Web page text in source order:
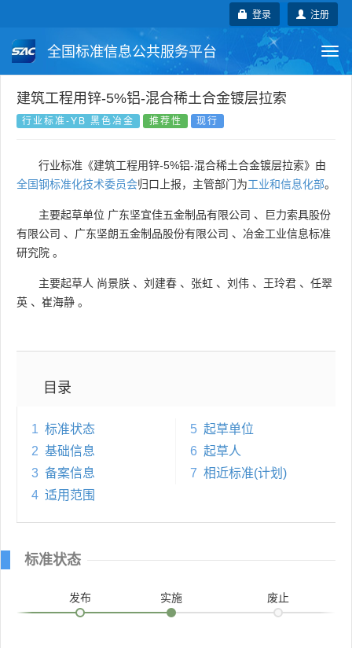
注册
登录
全国标准信息公共服务平台
国家标准 行业标准 地方标准
国外标准 技术委员会
建筑工程用锌-5%铝-混合稀土合金镀层拉索
行业标准-YB 黑色冶金 推荐性 现行
行业标准《建筑工程用锌-5%铝-混合稀土合金镀层拉索》由
全国钢标准化技术委员会归口上报，主管部门为工业和信息化部。
主要起草单位 广东坚宜佳五金制品有限公司 、
巨力索具股份
有限公司 、 广东坚朗五金制品股份有限公司 、 冶金工业信息标准
研究院 。
主要起草人 尚景朕 、 刘建春 、 张虹 、 刘伟 、 王玲君 、 任翠
英 、 崔海静 。
目录
1 标准状态
2 基础信息
3 备案信息
4 适用范围
5 起草单位
6 起草人
7 相近标准(计划)
标准状态
发布 实施 废止